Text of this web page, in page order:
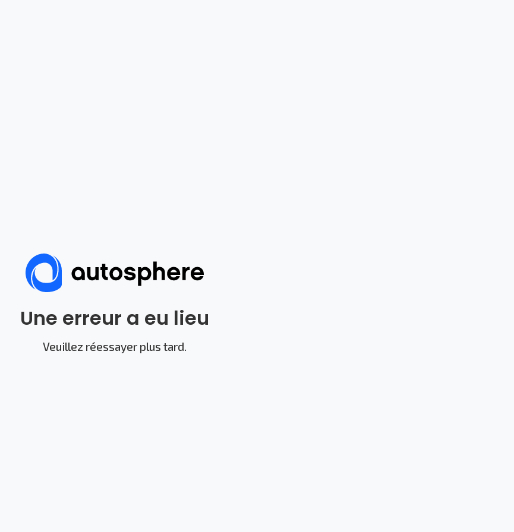
Une erreur a eu lieu
Veuillez réessayer plus tard.